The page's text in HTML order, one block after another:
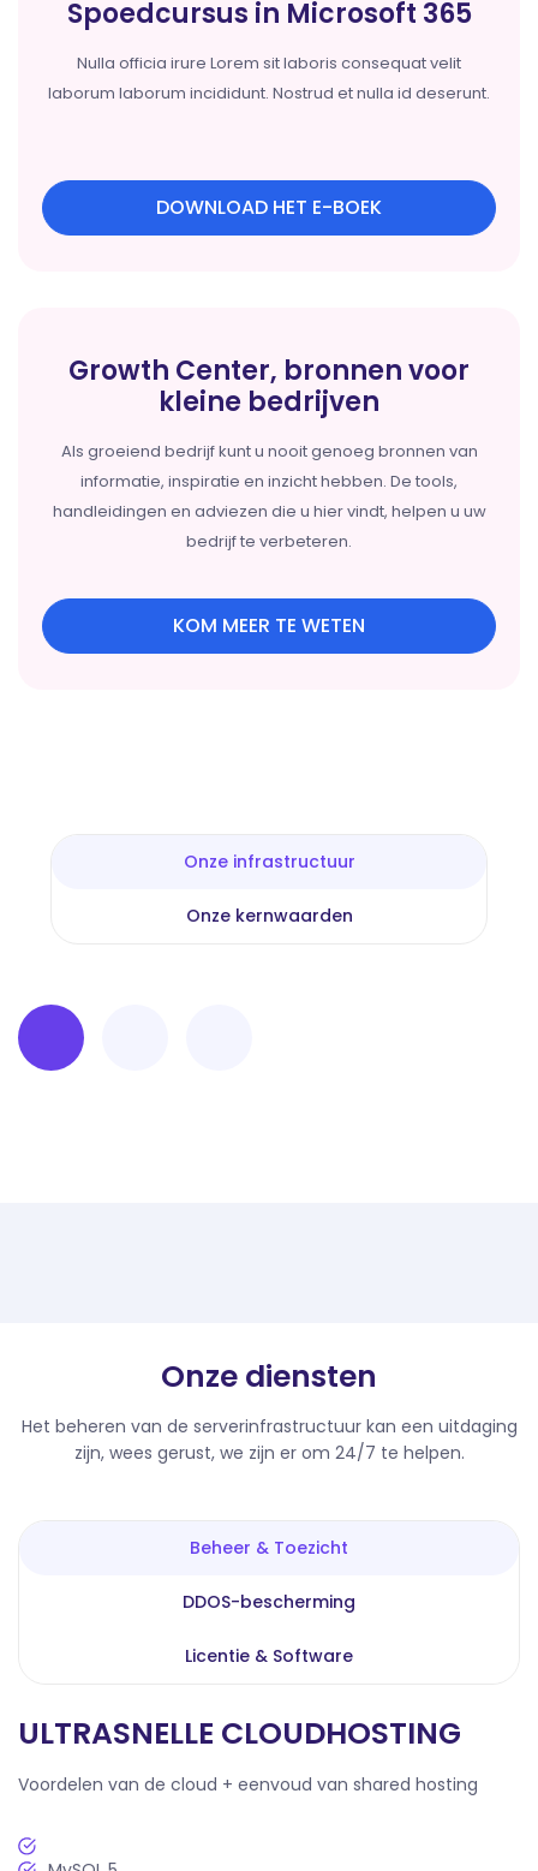
Spoedcursus in Microsoft 365
Nulla officia irure Lorem sit laboris consequat velit
laborum laborum incididunt. Nostrud et nulla id deserunt.
DOWNLOAD HET E-BOEK
Growth Center, bronnen voor
kleine bedrijven
Als groeiend bedrijf kunt u nooit genoeg bronnen van
informatie, inspiratie en inzicht hebben. De tools,
handleidingen en adviezen die u hier vindt, helpen u uw
bedrijf te verbeteren.
KOM MEER TE WETEN
Onze infrastructuur
Onze kernwaarden
Onze diensten
Het beheren van de serverinfrastructuur kan een uitdaging
zijn, wees gerust, we zijn er om 24/7 te helpen.
Beheer & Toezicht
DDOS-bescherming
Licentie & Software
ULTRASNELLE CLOUDHOSTING
Voordelen van de cloud + eenvoud van shared hosting